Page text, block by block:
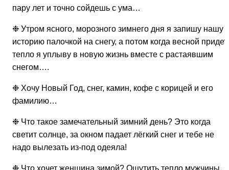
пару лет и точно сойдешь с ума…
❉ Утром ясного, морозного зимнего дня я запишу нашу
историю палочкой на снегу, а потом когда весной придет
тепло я уплыву в новую жизнь вместе с растаявшим
снегом….
❉ Хочу Новый Год, снег, камин, кофе с корицей и его
фамилию…
❉ Что такое замечательный зимний день? Это когда
светит солнце, за окном падает лёгкий снег и тебе не
надо вылезать из-под одеяла!
❉ Что хочет женщина зимой? Ощутить тепло мужчины,